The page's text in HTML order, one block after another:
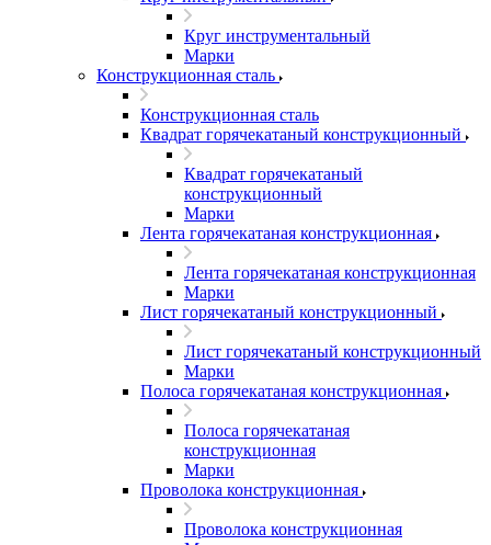
Круг инструментальный
Марки
Конструкционная сталь
Конструкционная сталь
Квадрат горячекатаный конструкционный
Квадрат горячекатаный
конструкционный
Марки
Лента горячекатаная конструкционная
Лента горячекатаная конструкционная
Марки
Лист горячекатаный конструкционный
Лист горячекатаный конструкционный
Марки
Полоса горячекатаная конструкционная
Полоса горячекатаная
конструкционная
Марки
Проволока конструкционная
Проволока конструкционная